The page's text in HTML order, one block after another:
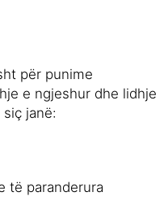
për punime
e ngjeshur dhe lidhje
janë:
të paranderura